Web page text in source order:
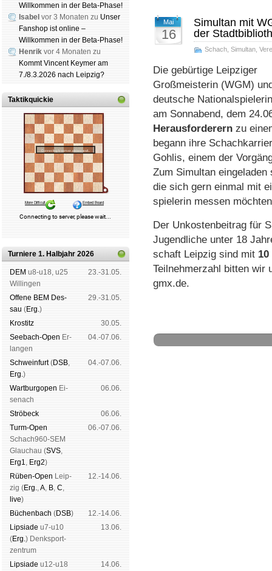
Willkommen in der Beta-Phase!
Isabel vor 3 Monaten zu Unser
Fanshop ist online –
Willkommen in der Beta-Phase!
Henrik vor 4 Monaten zu
Kommt Vincent Keymer am
7./8.3.2026 nach Leipzig?
Taktikquickie
Turniere 1. Halbjahr 2026
DEM u8-u18, u25
Wil­lin­gen
23.-31.05.
Offene BEM Des­
sau (Erg.)
29.-31.05.
Kros­titz
30.05.
See­bach-Open Er­
lan­gen
04.-07.06.
Schwein­furt(DSB,
Erg.)
04.-07.06.
Wart­burg­open Ei­
se­nach
06.06.
Strö­beck
06.06.
Turm-Open
Schach960-SEM
Glau­chau (SVS,
Erg1, Erg2)
06.-07.06.
Rüben-Open Leip­
zig (Erg.,A, B, C,
live)
12.-14.06.
Büchen­bach (DSB)
12.-14.06.
Lipsiade u7-u10
(Erg.) Denk­sport­
zen­trum
13.06.
Lipsiade u12-u18
14.06.
Mai
16
Simultan mit
der
Schach Simultan
Die gebürtige Leipziger
Großmeisterin (WGM)
deutsche
am Sonn­abend, dem
Heraus­forderern zu
begann ihre
Gohlis, einem der
Zum Simultan
die sich gern einmal mit
spielerin messen
Der Unkostenbeitrag für
Jugendliche unter 18
schaft Leipzig sind mit
Teilnehmerzahl bitten wir
gmx.de.